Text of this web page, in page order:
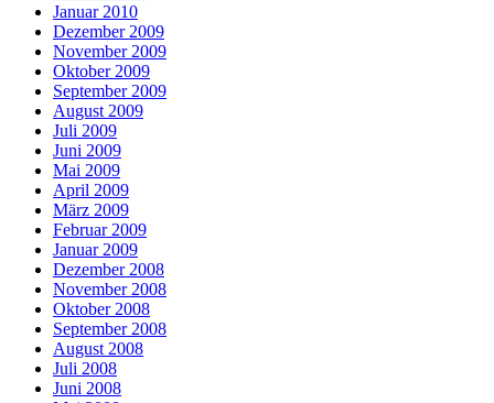
Januar 2010
Dezember 2009
November 2009
Oktober 2009
September 2009
August 2009
Juli 2009
Juni 2009
Mai 2009
April 2009
März 2009
Februar 2009
Januar 2009
Dezember 2008
November 2008
Oktober 2008
September 2008
August 2008
Juli 2008
Juni 2008